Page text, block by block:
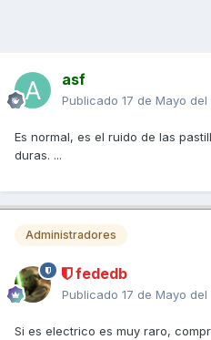
asf
Publicado 17 de Mayo del
Es normal, es el ruido de las
duras. ...
Administradores
fededb
Publicado 17 de Mayo del
Si es electrico es muy raro,